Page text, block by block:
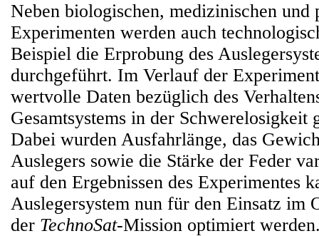
Neben biologischen, medizinischen und
Experimenten werden auch
Beispiel die Erprobung des
durchgeführt. Im Verlauf der
wertvolle Daten bezüglich des
Gesamtsystems in der Schwerelosigkeit
Dabei wurden Ausfahrlänge, das
Auslegers sowie die Stärke der Feder
auf den Ergebnissen des Experimentes
Auslegersystem nun für den Einsatz im
der TechnoSat-Mission optimiert